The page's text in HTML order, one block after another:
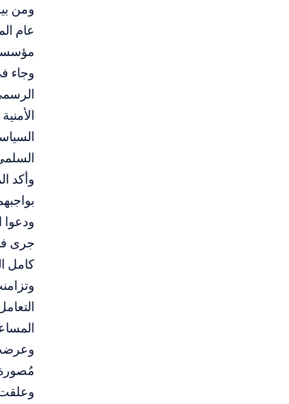
ومن
عام
وجاء
وأكد
ودعوا
جرى
كامل
وعرضت
وعلقت